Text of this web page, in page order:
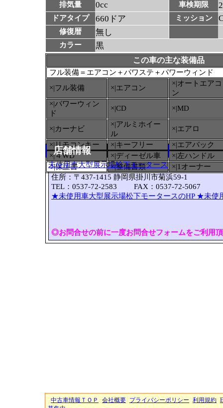
排気量 0cc 車検期限
ドアタイプ 660ドア ミッション
修復暦 無し
カラー 黒
この車の主な装備品
フル装備＝エアコン＋パワステ＋パワーウィンド
×|フル装備
×|エアコン
×|オートエアコ
ン
×|パワーウィン
ド
×|CD ×|MD
×|カーナビ
×|アルミホイー
ル
×|エアロ
×|リモコンキー
×|キーフリー
×|エアバック
×|４WD
×|ディーゼル車
×|左ハンドル
○|保証書 ×|整備書類 ×|1オーナー
店舗情報
未使用車大型展示場松下モータース
住所：〒437-1415 静岡県掛川市菊浜59-1
TEL：0537-72-2583 FAX：0537-72-5067
★未使用車大型展示場松下モータースのHP ★未使
◎お問合せの前に一度お問合せフォームをご利用
中古車情報ＴＯＰ 会社概要 プライバシーポリシー 利用規約